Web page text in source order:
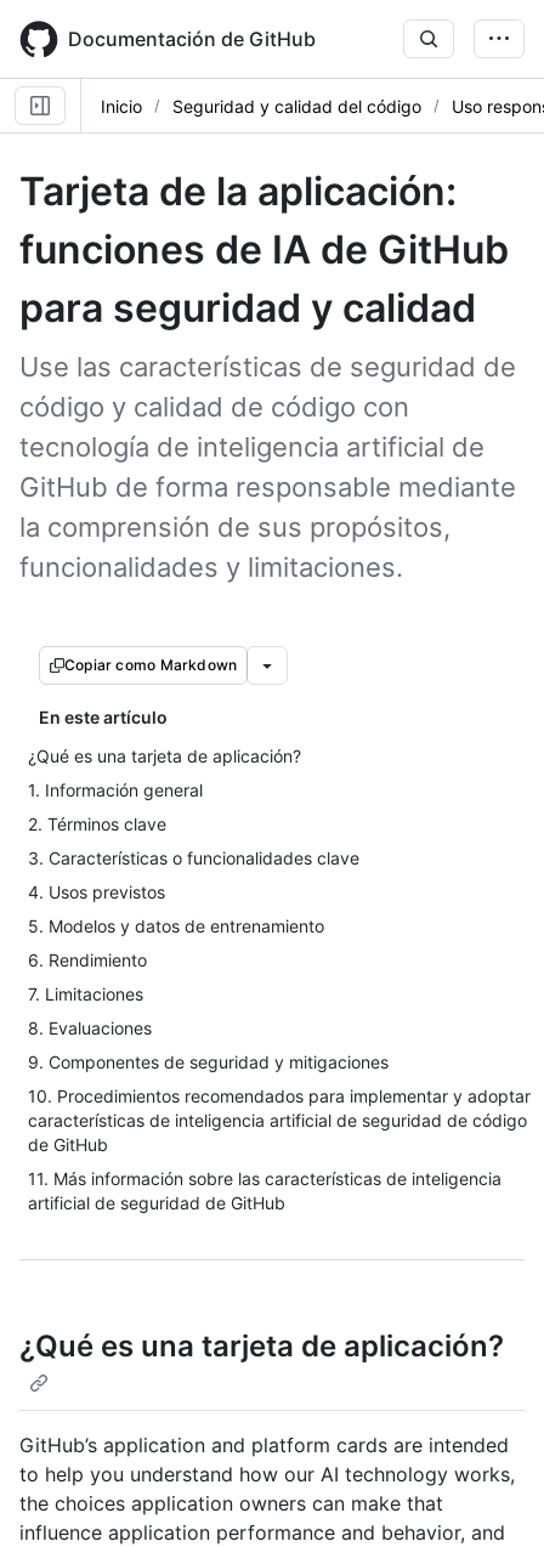
main
content
Documentación de GitHub
Inicio Seguridad y calidad del código Uso
Tarjeta de la aplicación:
funciones de IA de GitHub
para seguridad y calidad
Use las características de seguridad de
código y calidad de código con
tecnología de inteligencia artificial de
GitHub de forma responsable mediante
la comprensión de sus propósitos,
funcionalidades y limitaciones.
Copiar como Markdown
En este artículo
¿Qué es una tarjeta de aplicación?
1. Información general
2. Términos clave
3. Características o funcionalidades clave
4. Usos previstos
5. Modelos y datos de entrenamiento
6. Rendimiento
7. Limitaciones
8. Evaluaciones
9. Componentes de seguridad y mitigaciones
10. Procedimientos recomendados para implementar y adoptar
características de inteligencia artificial de seguridad de código
de GitHub
11. Más información sobre las características de inteligencia
artificial de seguridad de GitHub
¿Qué es una tarjeta de aplicación?
GitHub’s application and platform cards are intended
to help you understand how our AI technology works,
the choices application owners can make that
influence application performance and behavior, and